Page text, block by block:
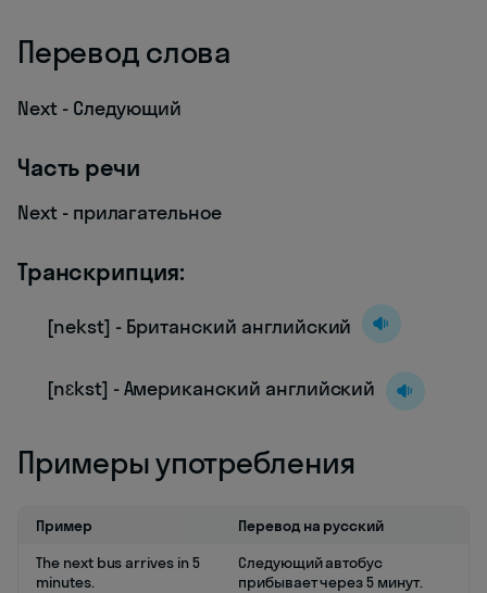
Перевод слова
Next - Следующий
Часть речи
Next - прилагательное
Транскрипция:
[nekst] - Британский английский
[nɛkst] - Американский английский
Примеры употребления
Пример
Перевод на русский
The next bus arrives in 5
minutes.
Следующий автобус
прибывает через 5 минут.